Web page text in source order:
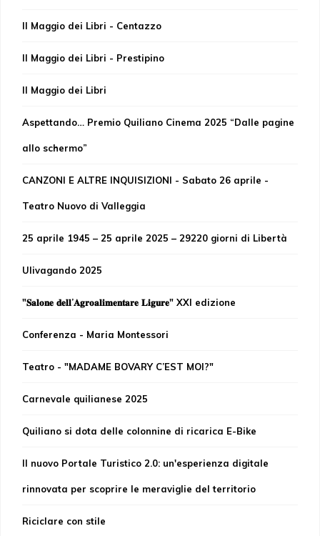
Il Maggio dei Libri - Centazzo
Il Maggio dei Libri - Prestipino
Il Maggio dei Libri
Aspettando… Premio Quiliano Cinema 2025 “Dalle pagine
allo schermo”
CANZONI E ALTRE INQUISIZIONI - Sabato 26 aprile -
Teatro Nuovo di Valleggia
25 aprile 1945 – 25 aprile 2025 – 29220 giorni di Libertà
Ulivagando 2025
"𝐒𝐚𝐥𝐨𝐧𝐞 𝐝𝐞𝐥𝐥’𝐀𝐠𝐫𝐨𝐚𝐥𝐢𝐦𝐞𝐧𝐭𝐚𝐫𝐞 𝐋𝐢𝐠𝐮𝐫𝐞" XXI edizione
Conferenza - Maria Montessori
Teatro - "MADAME BOVARY C’EST MOI?"
Carnevale quilianese 2025
Quiliano si dota delle colonnine di ricarica E-Bike
Il nuovo Portale Turistico 2.0: un'esperienza digitale
rinnovata per scoprire le meraviglie del territorio
Riciclare con stile